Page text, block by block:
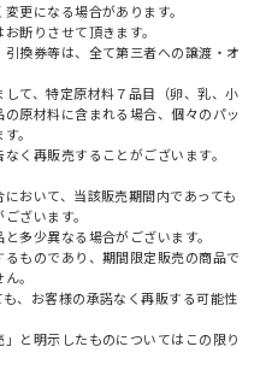
更になる場合があります。
断りさせて頂きます。
換券等は、全て第三者への譲渡・オ
て、特定原材料７品目（卵、乳、小
原材料に含まれる場合、個々のパッ
。
く再販売することがございます。
おいて、当該販売期間内であっても
ざいます。
多少異なる場合がございます。
ものであり、期間限定販売の商品で
。
、お客様の承諾なく再販する可能性
と明示したものについてはこの限り